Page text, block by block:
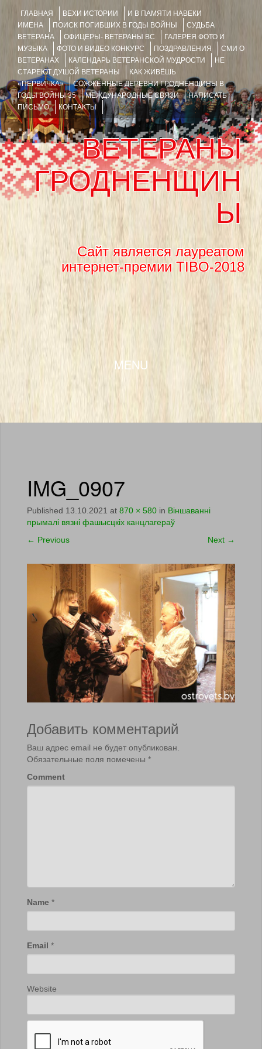
ГЛАВНАЯ ВЕХИ ИСТОРИИ
И В ПАМЯТИ НАВЕКИ
ИМЕНА
ПОИСК ПОГИБШИХ В ГОДЫ ВОЙНЫ
СУДЬБА
ВЕТЕРАНА
ОФИЦЕРЫ- ВЕТЕРАНЫ ВС
ГАЛЕРЕЯ ФОТО И
МУЗЫКА
ФОТО И ВИДЕО КОНКУРС ПОЗДРАВЛЕНИЯ
СМИ О
ВЕТЕРАНАХ
КАЛЕНДАРЬ ВЕТЕРАНСКОЙ МУДРОСТИ
НЕ
СТАРЕЮТ ДУШОЙ ВЕТЕРАНЫ
КАК ЖИВЁШЬ
«ПЕРВИЧКА»
СОЖЖЁННЫЕ ДЕРЕВНИ ГРОДНЕНЩИНЫ В
ГОДЫ ВОЙНЫ 35
МЕЖДУНАРОДНЫЕ СВЯЗИ
НАПИСАТЬ
ПИСЬМО
КОНТАКТЫ
ВЕТЕРАНЫ
ГРОДНЕНЩИН
Ы
Сайт является лауреатом
интернет-премии TIBO-2018
MENU
SKIP TO CONTENT
IMG_0907
Published 13.10.2021 at 870 × 580 in Віншаванні
прымалі вязні фашысцкіх канцлагераў
← Previous Next →
Добавить комментарий
Ваш адрес email не будет опубликован.
Обязательные поля помечены *
Comment
Name *
Email *
Website